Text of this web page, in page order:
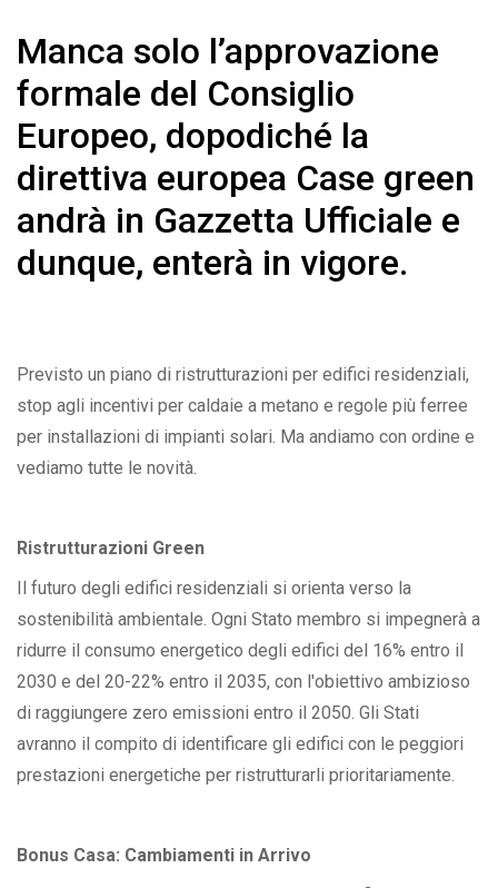
Manca solo l’approvazione
formale del Consiglio
Europeo, dopodiché la
direttiva europea Case green
andrà in Gazzetta Ufficiale e
dunque, enterà in vigore.
Previsto un piano di ristrutturazioni per edifici residenziali,
stop agli incentivi per caldaie a metano e regole più ferree
per installazioni di impianti solari. Ma andiamo con ordine e
vediamo tutte le novità.
Ristrutturazioni Green
Il futuro degli edifici residenziali si orienta verso la
sostenibilità ambientale. Ogni Stato membro si impegnerà a
ridurre il consumo energetico degli edifici del 16% entro il
2030 e del 20-22% entro il 2035, con l'obiettivo ambizioso
di raggiungere zero emissioni entro il 2050. Gli Stati
avranno il compito di identificare gli edifici con le peggiori
prestazioni energetiche per ristrutturarli prioritariamente.
Bonus Casa: Cambiamenti in Arrivo